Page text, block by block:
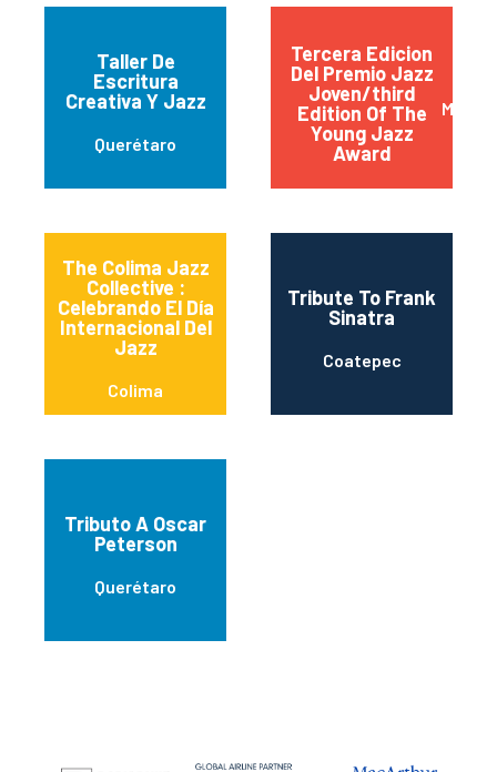
Taller De
Escritura
Creativa Y Jazz
Querétaro
Tercera Edicion
Del Premio Jazz
Joven/third
Edition Of The
Young Jazz
Award
The Colima Jazz
Collective :
Celebrando El Día
Internacional Del
Jazz
Colima
Tribute To Frank
Sinatra
Coatepec
Tributo A Oscar
Peterson
Querétaro